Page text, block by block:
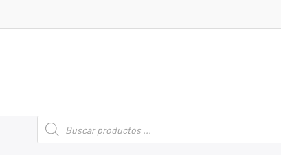
Búsqueda
de
productos